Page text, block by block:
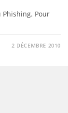
Pour
2 DÉCEMBRE 2010